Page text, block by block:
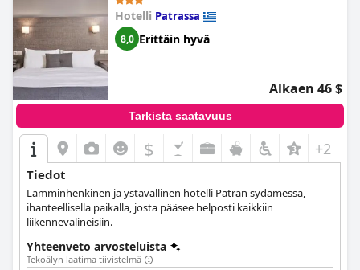
Hotelli Patrassa
8,0 Erittäin hyvä
Alkaen 46 $
Tarkista saatavuus
$ +2
Tiedot
Lämminhenkinen ja ystävällinen hotelli Patran sydämessä,
ihanteellisella paikalla, josta pääsee helposti kaikkiin
liikennevälineisiin.
Yhteenveto arvosteluista
Tekoälyn laatima tiivistelmä